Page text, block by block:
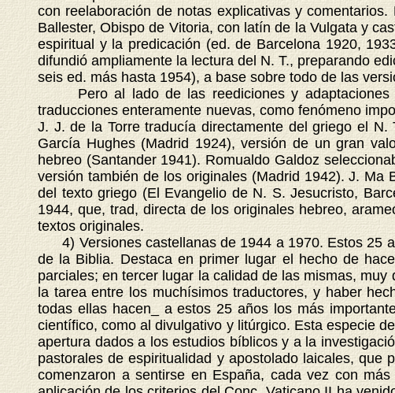
con reelaboración de notas explicativas y
Ballester, Obispo de Vitoria, con latín de la Vulgata y
espiritual y la predicación (ed. de Barcelona 1920,
difundió ampliamente la lectura del N. T., preparando
seis ed. más hasta 1954), a base sobre todo de las
Pero al lado de las reediciones y adaptaciones
traducciones enteramente nuevas, como fenómeno
J. J. de la Torre traducía directamente del griego el
García Hughes (Madrid 1924), versión de un gran
hebreo (Santander 1941). Romualdo Galdoz
versión también de los originales (Madrid 1942). J.
del texto griego (El Evangelio de N. S. Jesucristo,
1944, que, trad, directa de los originales hebreo,
textos originales.
4) Versiones castellanas de 1944 a 1970. Estos 25
de la Biblia. Destaca en primer lugar el hecho de
parciales; en tercer lugar la calidad de las mismas,
la tarea entre los muchísimos traductores, y haber
todas ellas hacen_ a estos 25 años los más
científico, como al divulgativo y litúrgico. Esta especie
apertura dados a los estudios bíblicos y a la
pastorales de espiritualidad y apostolado laicales,
comenzaron a sentirse en España, cada vez con